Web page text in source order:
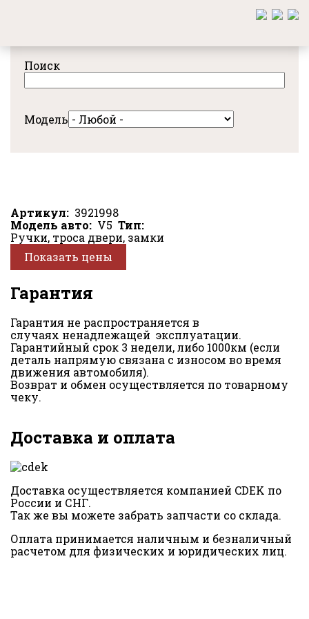
содержанию
Поиск
Модель
Артикул
3921998
Модель авто
V5 Тип
Ручки, троса двери, замки
Показать цены
Гарантия
Гарантия не распространяется в
случаях ненадлежащей эксплуатации.
Гарантийный срок 3 недели, либо 1000км (если
деталь напрямую связана с износом во время
движения автомобиля).
Возврат и обмен осуществляется по товарному
чеку.
Доставка и оплата
Доставка осуществляется компанией CDEK по
России и СНГ.
Так же вы можете забрать запчасти со склада.
Оплата принимается наличным и безналичный
расчетом для физических и юридических лиц.